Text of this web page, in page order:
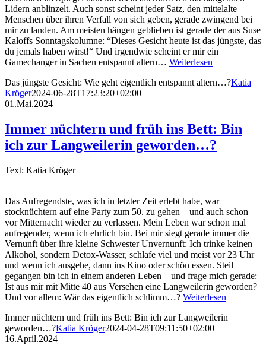
Lidern anblinzelt. Auch sonst scheint jeder Satz, den mittelalte
Menschen über ihren Verfall von sich geben, gerade zwingend bei
mir zu landen. Am meisten hängen geblieben ist gerade der aus Suse
Kaloffs Sonntagskolumne: “Dieses Gesicht heute ist das jüngste, das
du jemals haben wirst!“ Und irgendwie scheint er mir ein
Gamechanger in Sachen entspannt altern… Weiterlesen
Das jüngste Gesicht: Wie geht eigentlich entspannt altern…?Katia
Kröger2024-06-28T17:23:20+02:00
01.Mai.2024
Immer nüchtern und früh ins Bett: Bin
ich zur Langweilerin geworden…?
Text: Katia Kröger
Das Aufregendste, was ich in letzter Zeit erlebt habe, war
stocknüchtern auf eine Party zum 50. zu gehen – und auch schon
vor Mitternacht wieder zu verlassen. Mein Leben war schon mal
aufregender, wenn ich ehrlich bin. Bei mir siegt gerade immer die
Vernunft über ihre kleine Schwester Unvernunft: Ich trinke keinen
Alkohol, sondern Detox-Wasser, schlafe viel und meist vor 23 Uhr
und wenn ich ausgehe, dann ins Kino oder schön essen. Steil
gegangen bin ich in einem anderen Leben – und frage mich gerade:
Ist aus mir mit Mitte 40 aus Versehen eine Langweilerin geworden?
Und vor allem: Wär das eigentlich schlimm…? Weiterlesen
Immer nüchtern und früh ins Bett: Bin ich zur Langweilerin
geworden…?Katia Kröger2024-04-28T09:11:50+02:00
16.April.2024